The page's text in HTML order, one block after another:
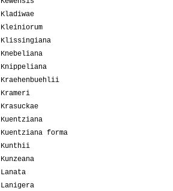
Kladiwae
Kleiniorum
Klissingiana
Knebeliana
Knippeliana
Kraehenbuehlii
Krameri
Krasuckae
Kuentziana
Kuentziana forma
Kunthii
Kunzeana
Lanata
Lanigera